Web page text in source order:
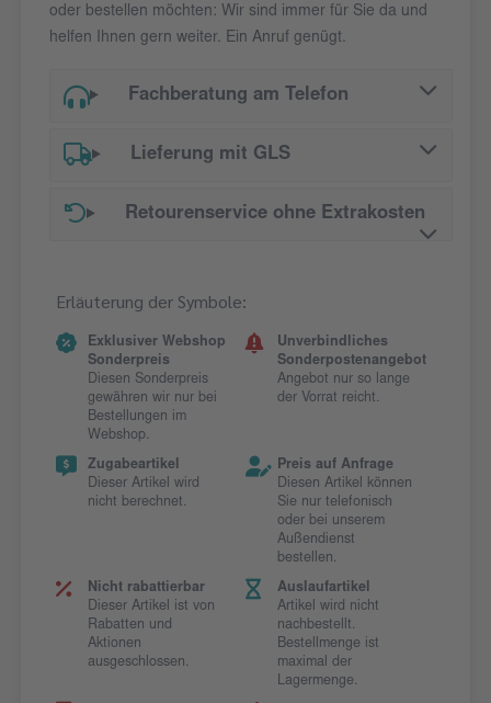
oder bestellen möchten: Wir sind immer für Sie da und
helfen Ihnen gern weiter. Ein Anruf genügt.
Fachberatung am Telefon
Lieferung mit GLS
Retourenservice ohne Extrakosten
Erläuterung der Symbole:
Exklusiver Webshop
Sonderpreis
Diesen Sonderpreis
gewähren wir nur bei
Bestellungen im
Webshop.
Unverbindliches
Sonderpostenangebot
Angebot nur so lange
der Vorrat reicht.
Zugabeartikel
Dieser Artikel wird
nicht berechnet.
Preis auf Anfrage
Diesen Artikel können
Sie nur telefonisch
oder bei unserem
Außendienst
bestellen.
Nicht rabattierbar
Dieser Artikel ist von
Rabatten und
Aktionen
ausgeschlossen.
Auslaufartikel
Artikel wird nicht
nachbestellt.
Bestellmenge ist
maximal der
Lagermenge.